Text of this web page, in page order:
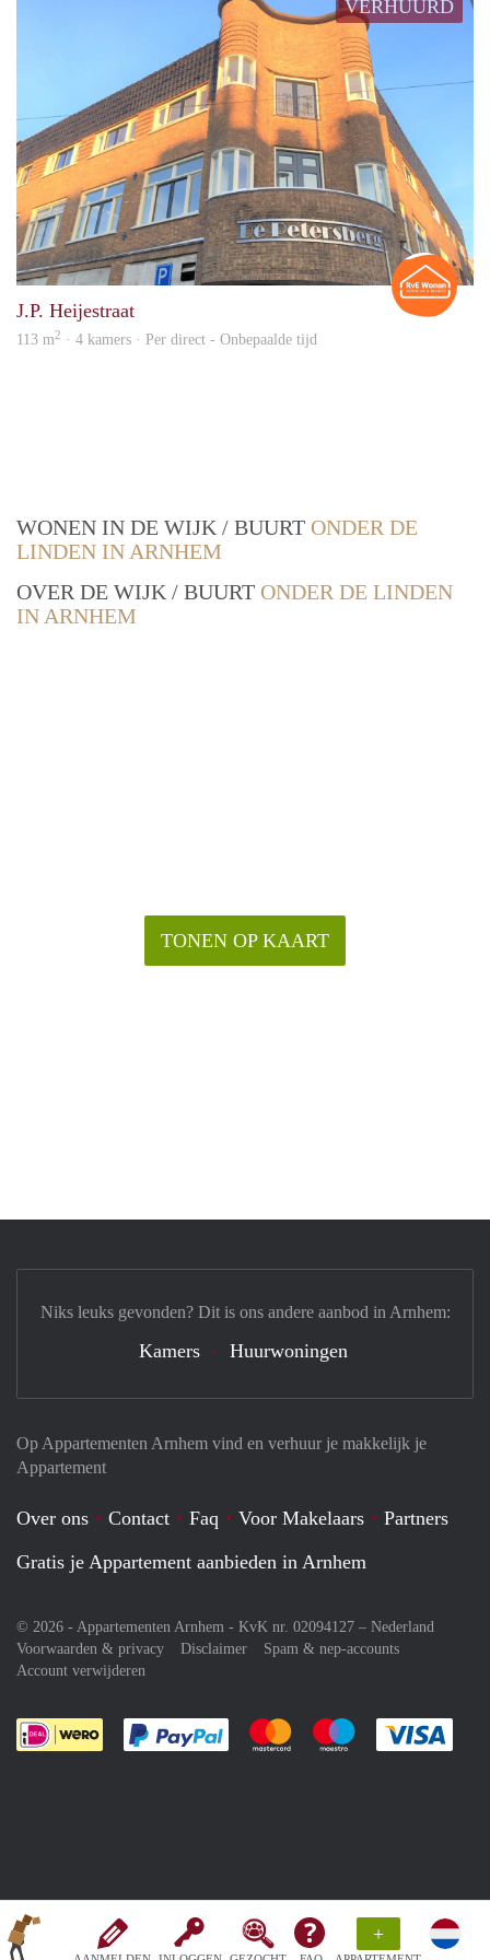
+
VERHUURD
J.P. Heijestraat
113 m2 · 4 kamers · Per direct - Onbepaalde tijd
WONEN IN DE WIJK / BUURT ONDER DE
LINDEN IN ARNHEM
OVER DE WIJK / BUURT ONDER DE LINDEN
IN ARNHEM
TONEN OP KAART
Op Appartementen Arnhem vind en verhuur je makkelijk je
Appartement
Over ons Contact Faq Voor Makelaars
Partners
Gratis je Appartement aanbieden in Arnhem
© 2026 - Appartementen Arnhem - KvK nr. 02094127 – Nederland
Voorwaarden & privacy
Disclaimer
Spam & nep-accounts
Account verwijderen
Je rekent gemakkelijk af met Paypal
Je rekent gemakkelijk af met
Je rekent
Niks leuks gevonden? Dit is ons andere aanbod in Arnhem:
Kamers Huurwoningen